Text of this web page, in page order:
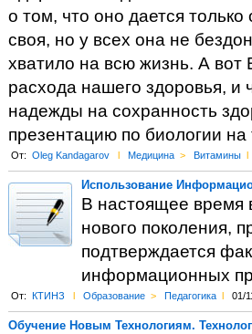
о том, что оно дается
своя, но у всех она не
хватило на всю жизнь. А вот
расхода нашего здоровья,
надежды на сохранность
презентацию по биологии
От: Oleg Kandagarov l Медицина > Витамины l
Использование
В настоящее время
нового поколения,
подтверждается
информационных
От: КТИНЗ l Образование > Педагогика l 01/
Обучение Новым Технологиям.